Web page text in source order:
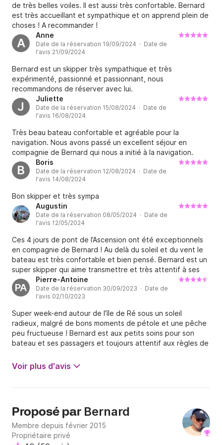
amovible et un grand espace de convivialité sur le
pont...
En le découvrant sur le site ou au port, vous
comprendrez pourquoi c'est celui-là que j'ai pris le
avec son petit frère le TES720 que je viens de mettre
en vente presqu'à regret ....
Amicalement
Bernard
PS:
Les pleins sont fait avant le départ, puis en arrivant
au port le dernier soir!
Les frais en général (port, carburant, nourriture) sont
à la charge des locataires
Ce sont Les participants qui choisissent et qui règlent
les nuits aux ports (autres que La Rochelle- gratuit)
pour passer la nuit sauf si on reste au mouillage(
gratuit) quand le temps le permet.
Il faut également prévoir des frais de mise en route et
de ménage d'un montant de 80 euros sachant que je
dois venir la veille et repartir le lendemain pour
repréparer et entretenir le bateau.
de très belles voiles. Il est aussi très confortable. Bernard
est très accueillant et sympathique et on apprend plein de
choses ! A recommander !
A
Anne
Date de la réservation 19/09/2024 · Date de
l'avis 21/09/2024
Bernard est un skipper très sympathique et très
expérimenté, passionné et passionnant, nous
recommandons de réserver avec lui.
J
Juliette
Date de la réservation 15/08/2024 · Date de
l'avis 16/08/2024
Très beau bateau confortable et agréable pour la
navigation. Nous avons passé un excellent séjour en
compagnie de Bernard qui nous a initié à la navigation.
B
Boris
Date de la réservation 12/08/2024 · Date de
l'avis 14/08/2024
Bon skipper et très sympa
Augustin
Date de la réservation 08/05/2024 · Date de
l'avis 12/05/2024
Ces 4 jours de pont de l’Ascension ont été exceptionnels
en compagnie de Bernard ! Au delà du soleil et du vent le
bateau est très confortable et bien pensé. Bernard est un
super skipper qui aime transmettre et très attentif à ses
passagers / équipiers ! On recommande !
PA
Pierre-Antoine
Date de la réservation 30/09/2023 · Date de
l'avis 02/10/2023
Super week-end autour de l’île de Ré sous un soleil
radieux, malgré de bons moments de pétole et une pêche
peu fructueuse ! Bernard est aux petits soins pour son
bateau et ses passagers et toujours attentif aux règles de
(nous étions 2 adultes et 3 enfants sans aucun pbm) et le
bateau est bien équipé. Merci pour ces bons moments !
Voir plus d'avis
Proposé par Bernard
Membre depuis février 2015
Propriétaire privé